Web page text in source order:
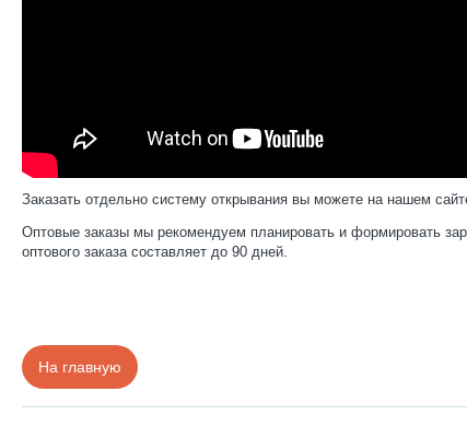
Заказать отдельно систему открывания вы можете на нашем
Оптовые заказы мы рекомендуем планировать и формировать
оптового заказа составляет до 90 дней.
На главную